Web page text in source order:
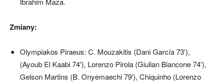
Zmiany:
Olympiakos Piraeus: C. Mouzakitis (Dani García 73′),
(Ayoub El Kaabi 74′), Lorenzo Pirola (Giulian Biancone 74′),
Gelson Martins (B. Onyemaechi 79′), Chiquinho (Lorenzo